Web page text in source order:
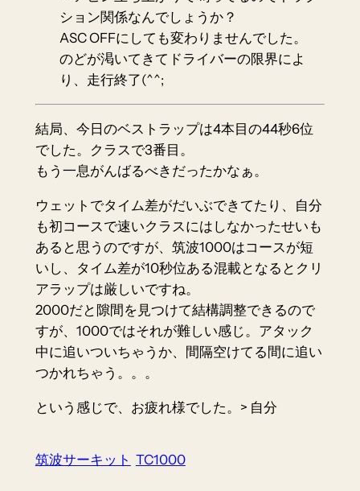
ション関係なんでしょうか？
ASC OFFにしても変わりませんでした。
のどが渇いてきてドライバーの限界によ
り、走行終了(^^;
結局、今日のベストラップは4本目の44秒6位
でした。クラスで3番目。
もう一息がんばるべきだったかなぁ。
ウェットでタイム差がだいぶできてたり、自分
も初コースで速いクラスにはしなかったせいも
あると思うのですが、筑波1000はコースが短
いし、タイム差が10秒位ある混載となるとクリ
アラップは厳しいですね。
2000だと隙間を見つけて結構調整できるので
すが、1000ではそれが難しい感じ。アタック
中に追いついちゃうか、間隔空けてる間に追い
つかれちゃう。。。
という感じで、お疲れ様でした。> 自分
筑波サーキット TC1000